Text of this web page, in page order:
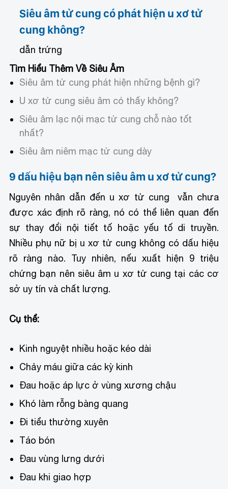
Siêu âm tử cung có phát hiện u xơ tử
cung không?
dẫn trứng
Tìm Hiểu Thêm Về Siêu Âm
Siêu âm tử cung phát hiện những bệnh gì?
U xơ tử cung siêu âm có thấy không?
Siêu âm lạc nội mạc tử cung chỗ nào tốt
nhất?
Siêu âm niêm mạc tử cung dày
9 dấu hiệu bạn nên siêu âm u xơ tử cung?
Nguyên nhân dẫn đến u xơ tử cung vẫn chưa
được xác định rõ ràng, nó có thể liên quan đến
sự thay đổi nội tiết tố hoặc yếu tố di truyền.
Nhiều phụ nữ bị u xơ tử cung không có dấu hiệu
rõ ràng nào. Tuy nhiên, nếu xuất hiện 9 triệu
chứng bạn nên siêu âm u xơ tử cung tại các cơ
sở uy tín và chất lượng.
Cụ thể:
Kinh nguyệt nhiều hoặc kéo dài
Chảy máu giữa các kỳ kinh
Đau hoặc áp lực ở vùng xương chậu
Khó làm rỗng bàng quang
Đi tiểu thường xuyên
Táo bón
Đau vùng lưng dưới
Đau khi giao hợp